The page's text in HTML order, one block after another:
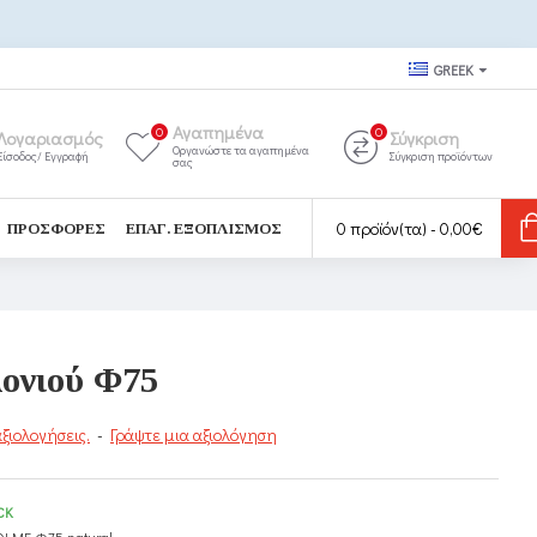
GREEK
Εγγραφή
Αγαπημένα
Οργανώστε τα αγαπημένα
σας
0 Σύγκριση
Σύγκριση προϊόντων
0
ΠΡΟΣΦΟΡΈΣ ΕΠΑΓ. ΕΞΟΠΛΙΣΜΌΣ 0 προϊόν(τα) - 0,00€
Φ75
- Γράψτε μια αξιολόγηση